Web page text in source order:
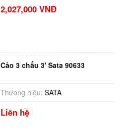
2,027,000 VNĐ
Cảo 3 chấu 3' Sata 90633
Thương hiệu: SATA
Liên hệ